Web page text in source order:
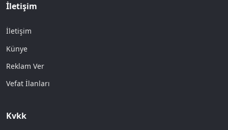
İletişim
İletişim
Künye
Reklam Ver
Vefat İlanları
Kvkk